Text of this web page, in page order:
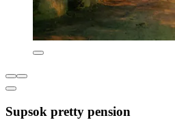
Supsok pretty pension